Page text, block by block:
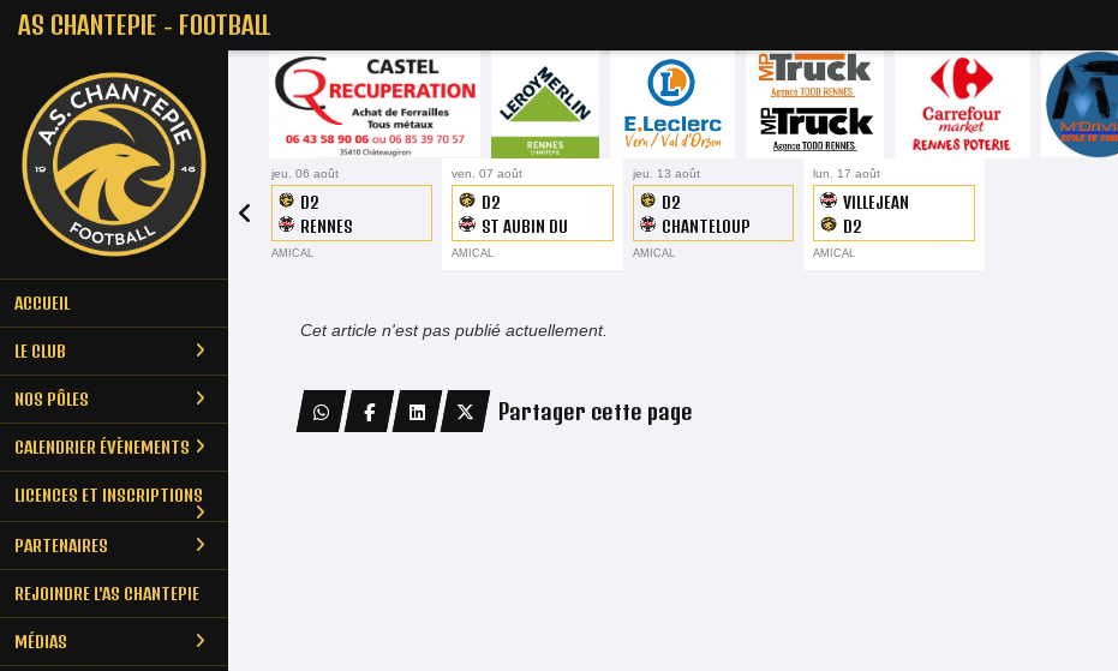
AS CHANTEPIE - FOOTBALL
ACCUEIL
LE CLUB
NOS PÔLES
CALENDRIER ÉVÈNEMENTS
LICENCES ET INSCRIPTIONS
PARTENAIRES
REJOINDRE L'AS CHANTEPIE
MÉDIAS
jeu. 06 août
D2
RENNES
MAHORAIS
AMICAL
ven. 07 août
D2
ST AUBIN DU
CORMIER
AMICAL
jeu. 13 août
D2
CHANTELOUP
AMICAL
lun. 17 août
VILLEJEAN
D2
AMICAL
Cet article n'est pas publié actuellement.
Partager cette page
Panneau de gestion des cookies